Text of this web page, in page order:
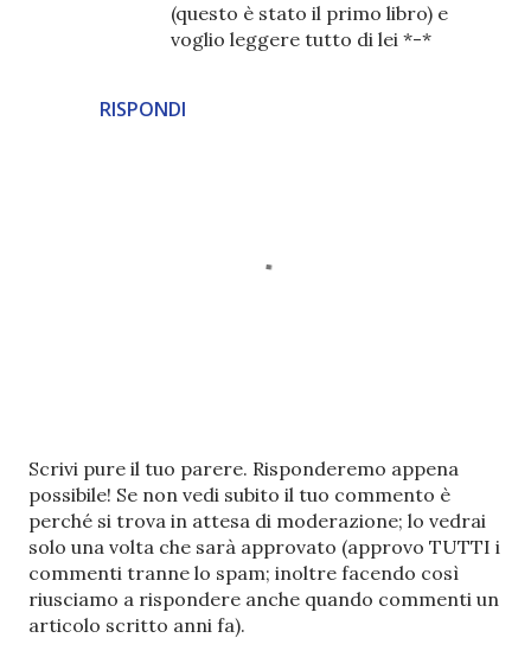
RISPONDI
(questo è stato il primo libro) e
voglio leggere tutto di lei *-*
P
o
s
t
a
u
n
Scrivi pure il tuo parere. Risponderemo appena
possibile! Se non vedi subito il tuo commento è
perché si trova in attesa di moderazione; lo vedrai
solo una volta che sarà approvato (approvo TUTTI i
commenti tranne lo spam; inoltre facendo così
riusciamo a rispondere anche quando commenti un
articolo scritto anni fa).